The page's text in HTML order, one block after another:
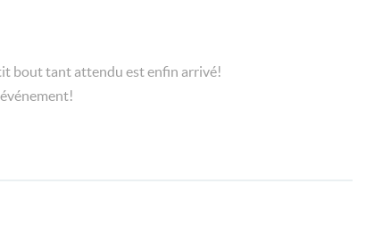
bout tant attendu est enfin arrivé!